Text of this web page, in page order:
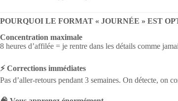
POURQUOI LE FORMAT « JOURNÉE » EST
Concentration maximale
8 heures d’affilée = je rentre dans les détails comme
⚡ Corrections immédiates
Pas d’aller-retours pendant 3 semaines. On détecte, on